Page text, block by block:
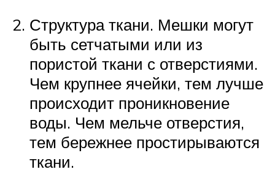
Структура ткани. Мешки могут
быть сетчатыми или из
пористой ткани с отверстиями.
Чем крупнее ячейки, тем лучше
происходит проникновение
воды. Чем мельче отверстия,
тем бережнее простирываются
ткани.